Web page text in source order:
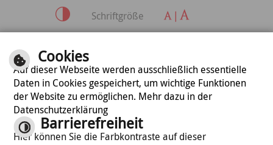
Schriftgröße
Datenschutzerklärung
optimiert für
mobile Endgeräte
Cookies
Auf dieser Webseite werden ausschließlich essentielle
Daten in Cookies gespeichert, um wichtige Funktionen
der Website zu ermöglichen. Mehr dazu in der
Datenschutzerklärung
Barrierefreiheit
Hier können Sie die Farbkontraste auf dieser